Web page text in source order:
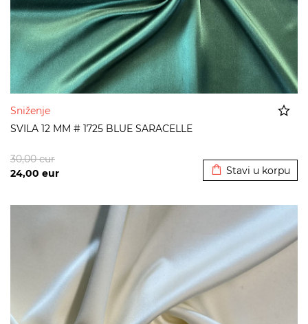
Sniženje
SVILA 12 MM # 1725 BLUE SARACELLE
24,00 eur
30,00eur
Stavi u korpu